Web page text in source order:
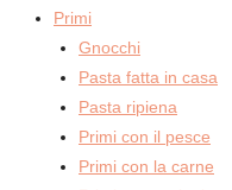
Primi
Gnocchi
Pasta fatta in casa
Pasta ripiena
Primi con il pesce
Primi con la carne